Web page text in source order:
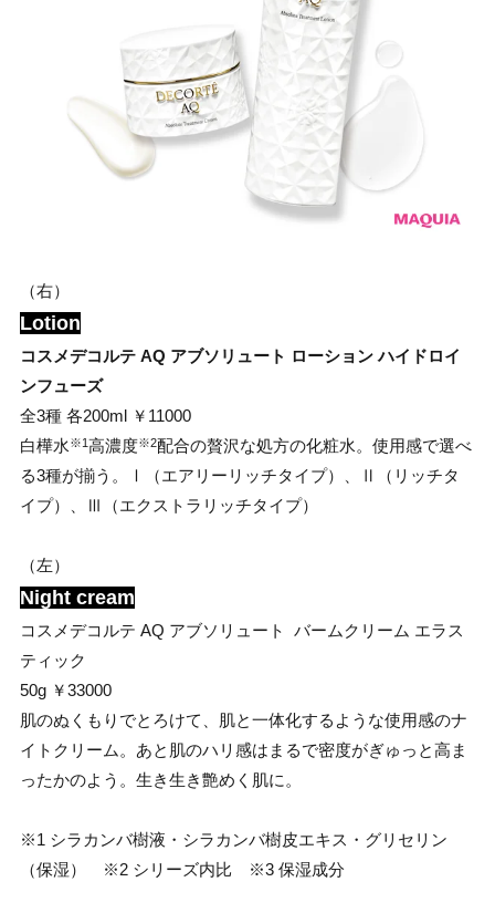
（右）
Lotion
コスメデコルテ AQ アブソリュート ローション ハイドロイ
ンフューズ
全3種 各200ml ￥11000
白樺水※1 高濃度※2配合の贅沢な処方の化粧水。使用感で選べ
る3種が揃う。
Ⅰ（エアリーリッチタイプ）、Ⅱ（リッチタ
イプ）、Ⅲ（エクストラリッチタイプ）
（左）
Night cream
コスメデコルテ AQ アブソリュート バームクリーム エラス
ティック
50g ￥33000
肌のぬくもりでとろけて、肌と一体化するような使用感のナ
イトクリーム。あと肌のハリ感はまるで密度がぎゅっと高ま
ったかのよう。生き生き艶めく肌に。
※1 シラカンバ樹液・シラカンバ樹皮エキス・グリセリン
（保湿） ※2 シリーズ内比 ※3 保湿成分